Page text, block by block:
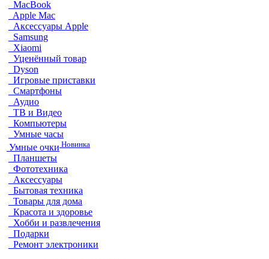
MacBook
Apple Mac
Аксессуары Apple
Samsung
Xiaomi
Уценённый товар
Dyson
Игровые приставки
Смартфоны
Аудио
ТВ и Видео
Компьютеры
Умные часы
Умные очки Новинка
Планшеты
Фототехника
Аксессуары
Бытовая техника
Товары для дома
Красота и здоровье
Хобби и развлечения
Подарки
Ремонт электроники